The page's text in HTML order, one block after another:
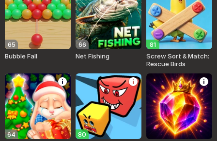
65
Bubble Fall
66
Net Fishing
81
Screw Sort & Match:
Rescue Birds
64
80